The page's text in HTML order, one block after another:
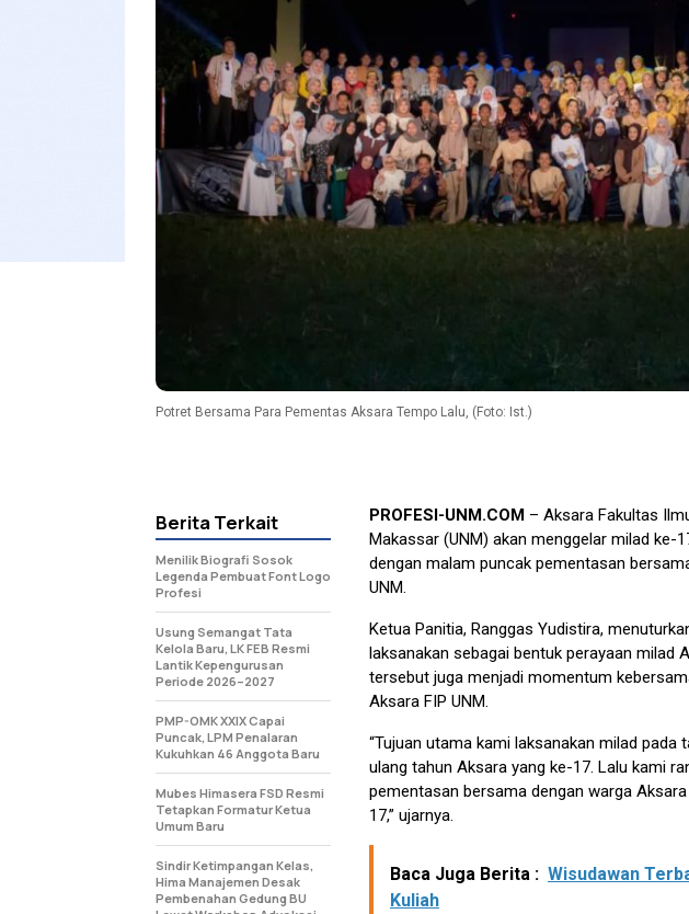
Potret Bersama Para Pementas Aksara Tempo Lalu, (Foto: Ist.)
PROFESI-UNM.COM – Aksara Fakultas
Makassar (UNM) akan menggelar milad ke-
dengan malam puncak pementasan
UNM.
Ketua Panitia, Ranggas Yudistira,
laksanakan sebagai bentuk perayaan milad
tersebut juga menjadi momentum
Aksara FIP UNM.
“Tujuan utama kami laksanakan milad pada
ulang tahun Aksara yang ke-17. Lalu kami
pementasan bersama dengan warga
17,” ujarnya.
Baca Juga Berita : Wisudawan
Kuliah
Berita Terkait
Menilik Biografi Sosok
Legenda Pembuat Font Logo
Profesi
Usung Semangat Tata
Kelola Baru, LK FEB Resmi
Lantik Kepengurusan
Periode 2026–2027
PMP-OMK XXIX Capai
Puncak, LPM Penalaran
Kukuhkan 46 Anggota Baru
Mubes Himasera FSD Resmi
Tetapkan Formatur Ketua
Umum Baru
Sindir Ketimpangan Kelas,
Hima Manajemen Desak
Pembenahan Gedung BU